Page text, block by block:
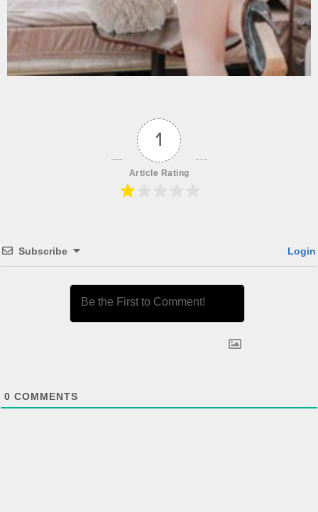
1
Article Rating
Subscribe Login
0 COMMENTS